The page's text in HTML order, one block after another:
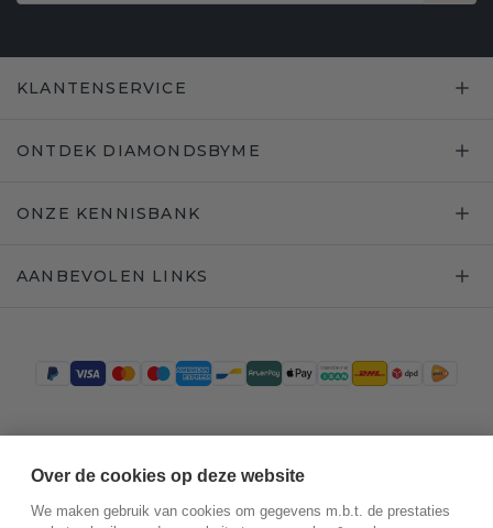
KLANTENSERVICE
ONTDEK DIAMONDSBYME
ONZE KENNISBANK
AANBEVOLEN LINKS
Over de cookies op deze website
We maken gebruik van cookies om gegevens m.b.t. de prestaties